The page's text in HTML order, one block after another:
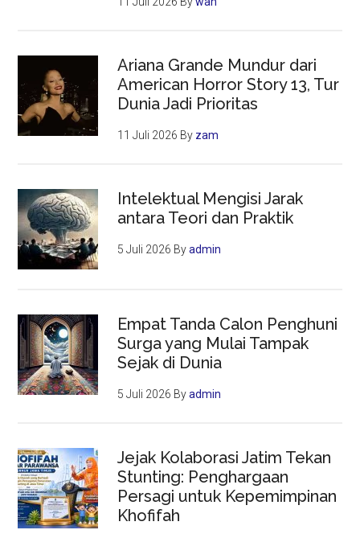
Ariana Grande Mundur dari
American Horror Story 13, Tur
Dunia Jadi Prioritas
11 Juli 2026 By zam
Intelektual Mengisi Jarak
antara Teori dan Praktik
5 Juli 2026 Byadmin
Empat Tanda Calon Penghuni
Surga yang Mulai Tampak
Sejak di Dunia
5 Juli 2026 Byadmin
Jejak Kolaborasi Jatim Tekan
Stunting: Penghargaan
Persagi untuk Kepemimpinan
Khofifah